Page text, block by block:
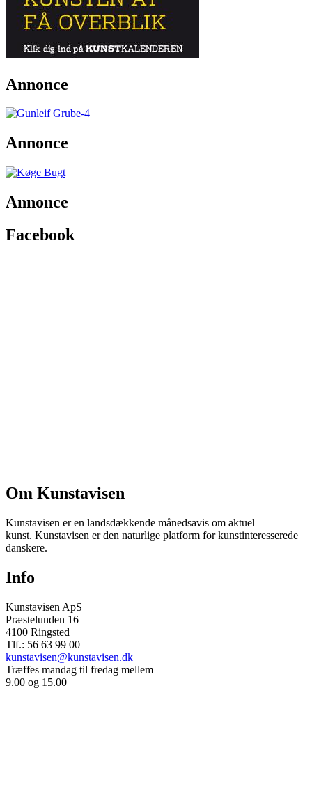
Annonce
Annonce
Annonce
Facebook
Om Kunstavisen
Kunstavisen er en landsdækkende månedsavis om aktuel
kunst. Kunstavisen er den naturlige platform for kunstinteresserede
danskere.
Info
Kunstavisen ApS
Præstelunden 16
4100 Ringsted
Tlf.: 56 63 99 00
kunstavisen@kunstavisen.dk
Træffes mandag til fredag mellem
9.00 og 15.00